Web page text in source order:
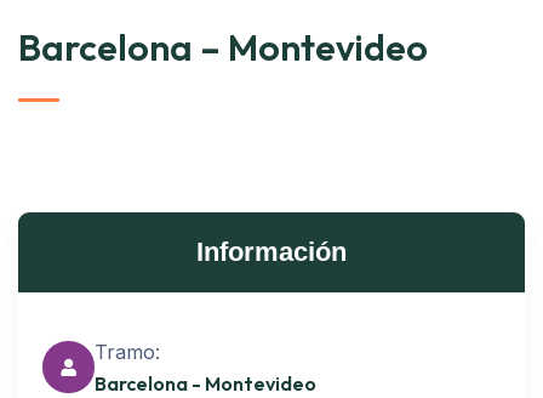
Barcelona – Montevideo
Información
Tramo:
Barcelona - Montevideo